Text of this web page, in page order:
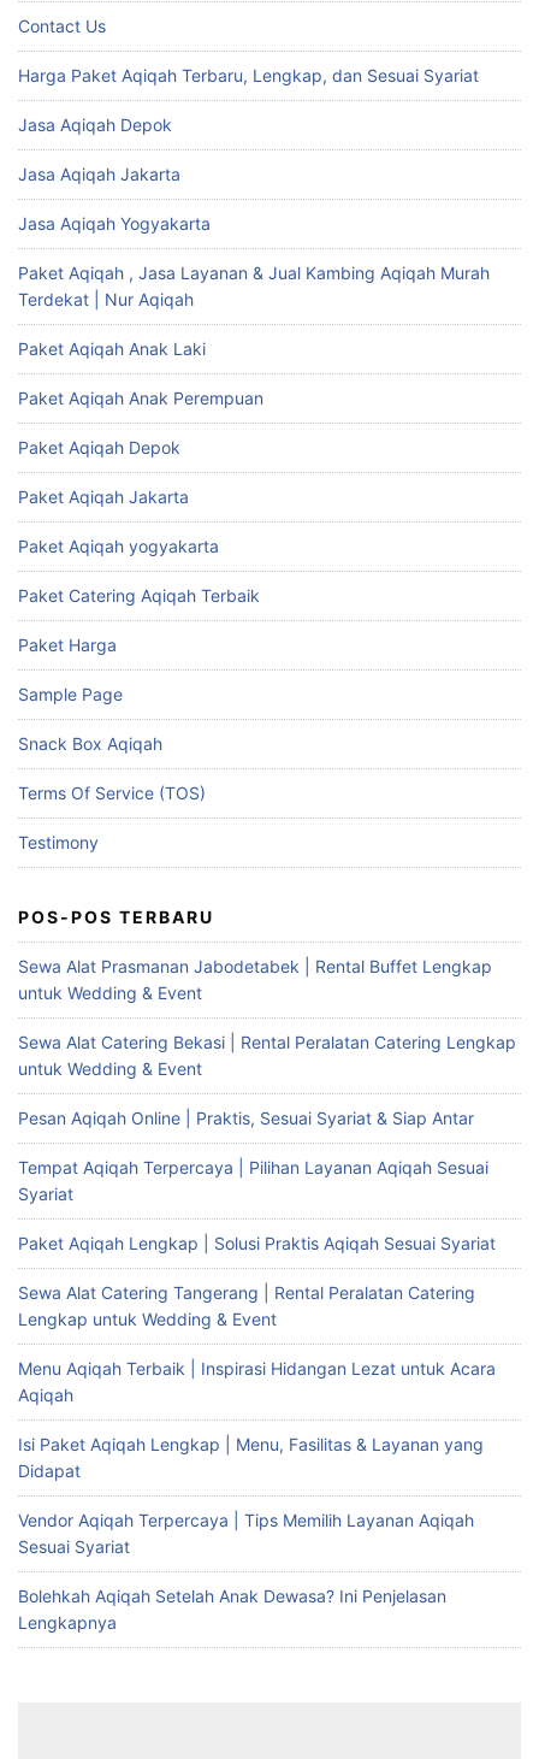
Contact Us
Harga Paket Aqiqah Terbaru, Lengkap, dan Sesuai Syariat
Jasa Aqiqah Depok
Jasa Aqiqah Jakarta
Jasa Aqiqah Yogyakarta
Paket Aqiqah , Jasa Layanan & Jual Kambing Aqiqah Murah
Terdekat | Nur Aqiqah
Paket Aqiqah Anak Laki
Paket Aqiqah Anak Perempuan
Paket Aqiqah Depok
Paket Aqiqah Jakarta
Paket Aqiqah yogyakarta
Paket Catering Aqiqah Terbaik
Paket Harga
Sample Page
Snack Box Aqiqah
Terms Of Service (TOS)
Testimony
POS-POS TERBARU
Sewa Alat Prasmanan Jabodetabek | Rental Buffet Lengkap
untuk Wedding & Event
Sewa Alat Catering Bekasi | Rental Peralatan Catering Lengkap
untuk Wedding & Event
Pesan Aqiqah Online | Praktis, Sesuai Syariat & Siap Antar
Tempat Aqiqah Terpercaya | Pilihan Layanan Aqiqah Sesuai
Syariat
Paket Aqiqah Lengkap | Solusi Praktis Aqiqah Sesuai Syariat
Sewa Alat Catering Tangerang | Rental Peralatan Catering
Lengkap untuk Wedding & Event
Menu Aqiqah Terbaik | Inspirasi Hidangan Lezat untuk Acara
Aqiqah
Isi Paket Aqiqah Lengkap | Menu, Fasilitas & Layanan yang
Didapat
Vendor Aqiqah Terpercaya | Tips Memilih Layanan Aqiqah
Sesuai Syariat
Bolehkah Aqiqah Setelah Anak Dewasa? Ini Penjelasan
Lengkapnya